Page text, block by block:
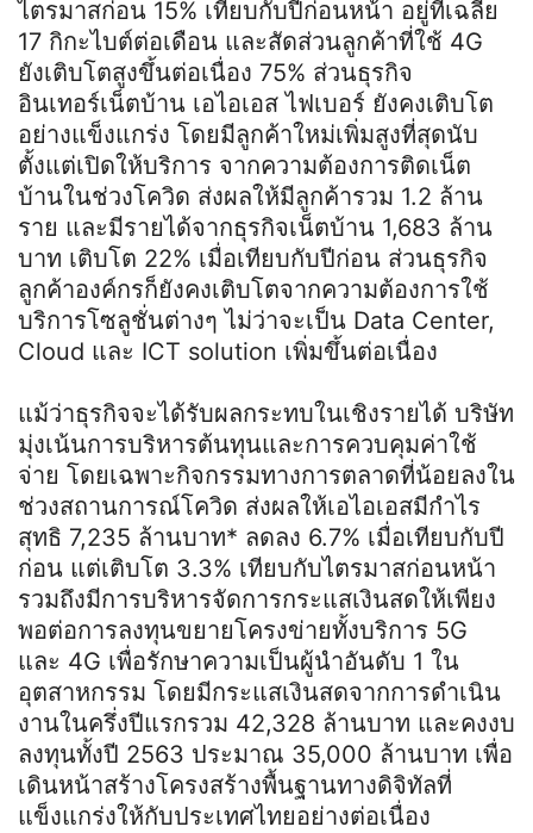
ไตรมาสก่อน 15% เทียบกับปีก่อนหน้า อยู่ที่เฉลี่ย
17 กิกะไบต์ต่อเดือน และสัดส่วนลูกค้าที่ใช้ 4G
ยังเติบโตสูงขึ้นต่อเนื่อง 75% ส่วนธุรกิจ
อินเทอร์เน็ตบ้าน เอไอเอส ไฟเบอร์ ยังคงเติบโต
อย่างแข็งแกร่ง โดยมีลูกค้าใหม่เพิ่มสูงที่สุดนับ
ตั้งแต่เปิดให้บริการ จากความต้องการติดเน็ต
บ้านในช่วงโควิด ส่งผลให้มีลูกค้ารวม 1.2 ล้าน
ราย และมีรายได้จากธุรกิจเน็ตบ้าน 1,683 ล้าน
บาท เติบโต 22% เมื่อเทียบกับปีก่อน ส่วนธุรกิจ
ลูกค้าองค์กรก็ยังคงเติบโตจากความต้องการใช้
บริการโซลูชั่นต่างๆ ไม่ว่าจะเป็น Data Center,
Cloud และ ICT solution เพิ่มขึ้นต่อเนื่อง
แม้ว่าธุรกิจจะได้รับผลกระทบในเชิงรายได้ บริษัท
มุ่งเน้นการบริหารต้นทุนและการควบคุมค่าใช้
จ่าย โดยเฉพาะกิจกรรมทางการตลาดที่น้อยลงใน
ช่วงสถานการณ์โควิด ส่งผลให้เอไอเอสมีกำไร
สุทธิ 7,235 ล้านบาท* ลดลง 6.7% เมื่อเทียบกับปี
ก่อน แต่เติบโต 3.3% เทียบกับไตรมาสก่อนหน้า
รวมถึงมีการบริหารจัดการกระแสเงินสดให้เพียง
พอต่อการลงทุนขยายโครงข่ายทั้งบริการ 5G
และ 4G เพื่อรักษาความเป็นผู้นำอันดับ 1 ใน
อุตสาหกรรม โดยมีกระแสเงินสดจากการดำเนิน
งานในครึ่งปีแรกรวม 42,328 ล้านบาท และคงงบ
ลงทุนทั้งปี 2563 ประมาณ 35,000 ล้านบาท เพื่อ
เดินหน้าสร้างโครงสร้างพื้นฐานทางดิจิทัลที่
แข็งแกร่งให้กับประเทศไทยอย่างต่อเนื่อง